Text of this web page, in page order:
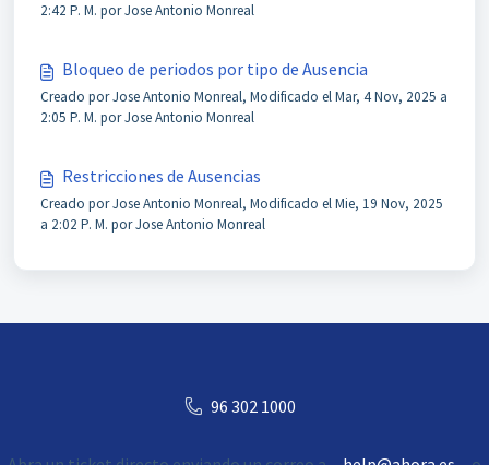
2:42 P. M. por Jose Antonio Monreal
Bloqueo de periodos por tipo de Ausencia
Creado por Jose Antonio Monreal, Modificado el Mar, 4 Nov, 2025 a
2:05 P. M. por Jose Antonio Monreal
Restricciones de Ausencias
Creado por Jose Antonio Monreal, Modificado el Mie, 19 Nov, 2025
a 2:02 P. M. por Jose Antonio Monreal
96 302 1000